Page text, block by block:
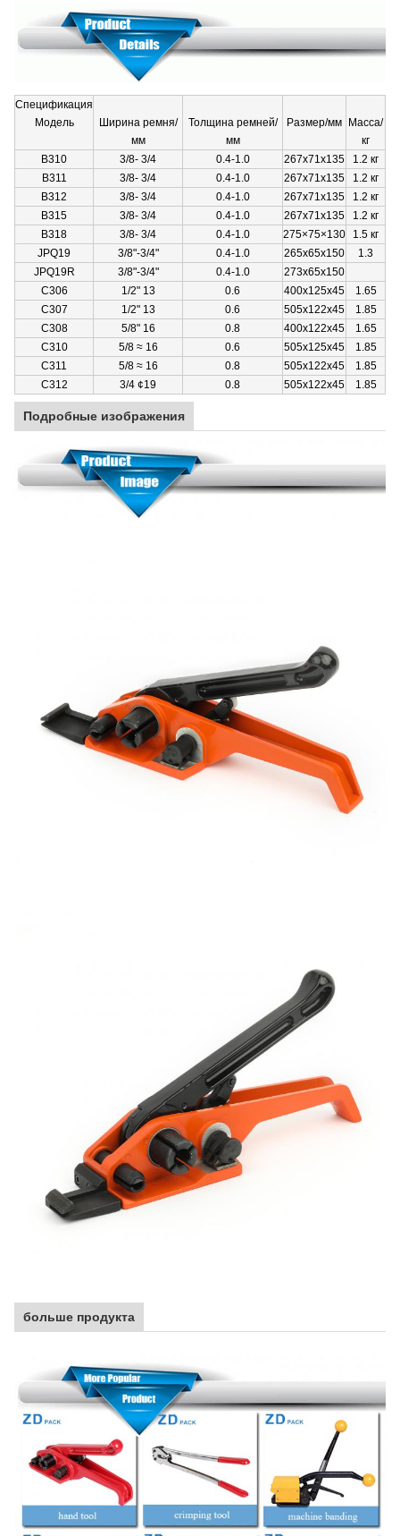
Спецификация
Модель
Ширина ремня/
мм
Толщина ремней/
мм
Размер/мм Масса/
кг
B310
3/8- 3/4 0.4-1.0 267х71х135
1.2 кг
В311
3/8- 3/4 0.4-1.0 267х71х135
1.2 кг
B312
3/8- 3/4 0.4-1.0 267х71х135
1.2 кг
B315
3/8- 3/4 0.4-1.0 267х71х135
1.2 кг
B318
3/8- 3/4 0.4-1.0 275×75×130
1.5 кг
JPQ19
3/8"-3/4" 0.4-1.0 265х65х150
1.3
JPQ19R
3/8"-3/4" 0.4-1.0
273х65х150
C306
1/2" 13 0.6 400х125х45
1.65
C307
1/2" 13 0.6 505х122х45
1.85
C308
5/8" 16 0.8 400х122х45
1.65
C310
5/8 ≈ 16 0.6 505х125х45
1.85
С311
5/8 ≈ 16 0.8 505х122х45
1.85
C312
3/4 ¢19 0.8 505х122х45 1.85
Подробные изображения
больше продукта